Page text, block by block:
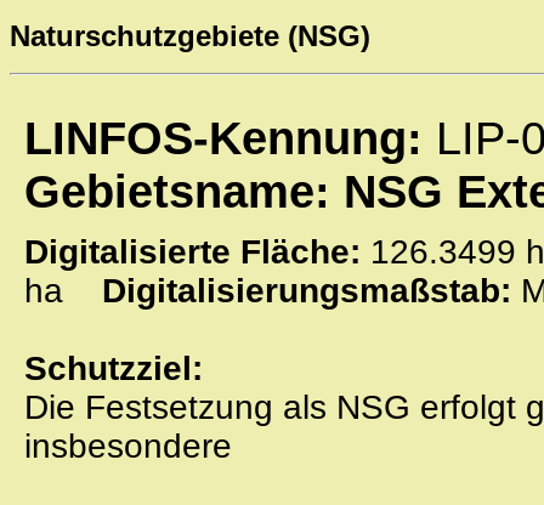
Naturschutzgebiete (NSG)
LINFOS-Kennung: LIP-
Gebietsname: NSG
Digitalisierte Fläche:
ha Digitalisierungsmaßstab:
Schutzziel:
Die Festsetzung als NSG erfolgt
insbesondere